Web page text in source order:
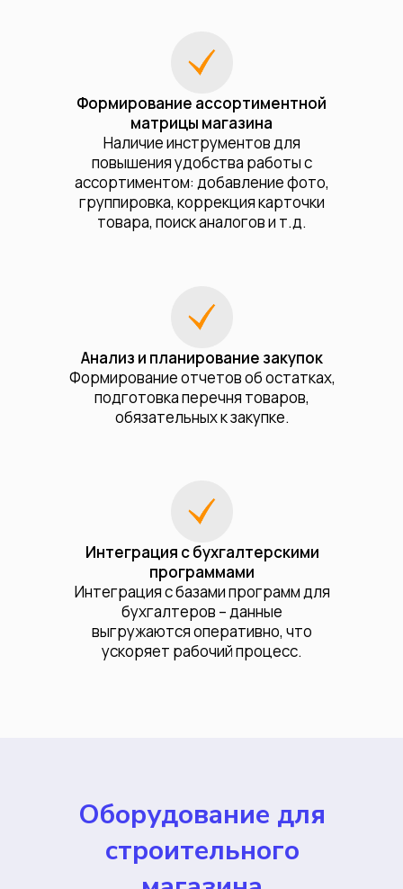
Интеграция с бухгалтерскими
программами
Интеграция с базами программ для
бухгалтеров – данные
выгружаются оперативно, что
ускоряет рабочий процесс.
Анализ и планирование закупок
Формирование отчетов об остатках,
подготовка перечня товаров,
обязательных к закупке.
Формирование ассортиментной
матрицы магазина
Наличие инструментов для
повышения удобства работы с
ассортиментом: добавление фото,
группировка, коррекция карточки
товара, поиск аналогов и т.д.
Оборудование для
строительного